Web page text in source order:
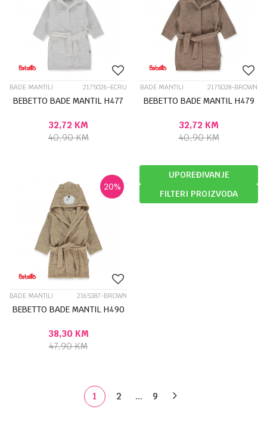
BADE MANTILI 2175026-ECRU
BEBETTO BADE MANTIL H477
32,72 KM
40,90KM
BADE MANTILI 2175028-BROWN
BEBETTO BADE MANTIL H479
32,72 KM
40,90KM
20%
BADE MANTILI 2165387-BROWN
BEBETTO BADE MANTIL H490
38,30 KM
47,90KM
UPOREĐIVANJE
FILTERI PROIZVODA
1 2 ... 9